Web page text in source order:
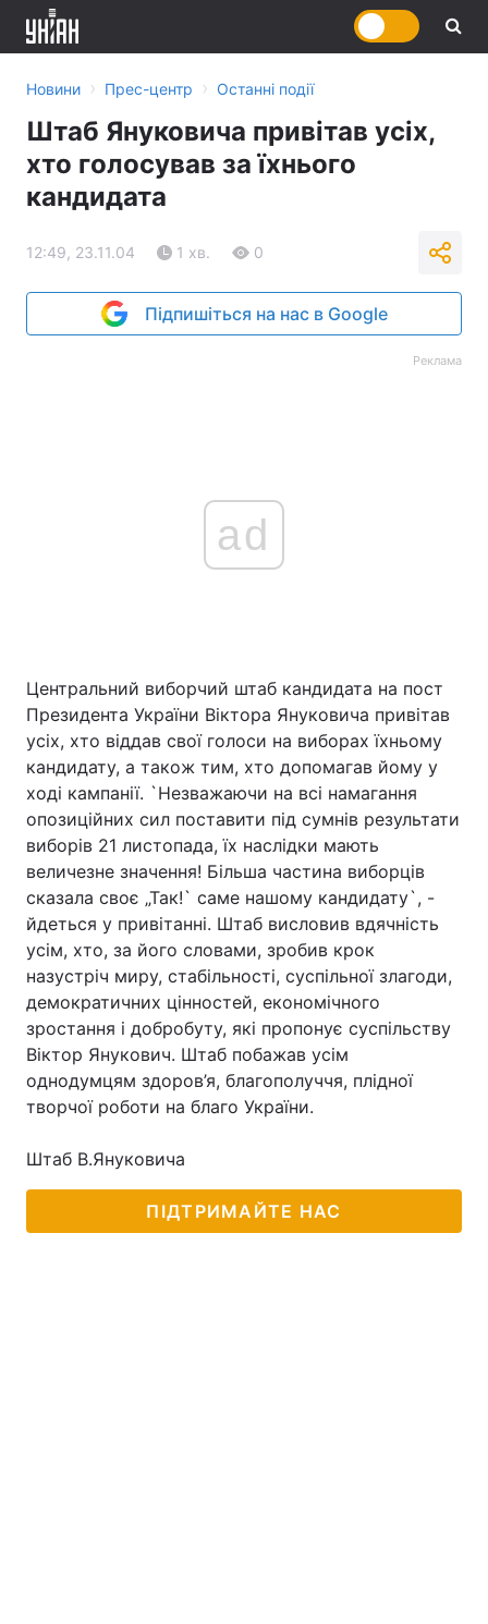
Головна
Україна Політика
Економіка
Наука
Новини › Прес-центр › Останні події
Штаб Януковича привітав усіх,
хто голосував за їхнього
кандидата
12:49, 23.11.04 1 хв. 0
Підпишіться на нас в Google
Реклама
ad
Центральний виборчий штаб кандидата на пост
Президента України Віктора Януковича привітав
усіх, хто віддав свої голоси на виборах їхньому
кандидату, а також тим, хто допомагав йому у
ході кампанії. `Незважаючи на всі намагання
опозиційних сил поставити під сумнів результати
виборів 21 листопада, їх наслідки мають
величезне значення! Більша частина виборців
сказала своє „Так!` саме нашому кандидату`, -
йдеться у привітанні. Штаб висловив вдячність
усім, хто, за його словами, зробив крок
назустріч миру, стабільності, суспільної злагоди,
демократичних цінностей, економічного
зростання і добробуту, які пропонує суспільству
Віктор Янукович. Штаб побажав усім
однодумцям здоров’я, благополуччя, плідної
творчої роботи на благо України.
Штаб В.Януковича
ПІДТРИМАЙТЕ НАС